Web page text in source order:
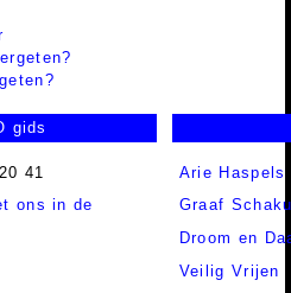
gids
ons in de
Arie Haspels
Graaf
Droom en
Veilig Vrijen